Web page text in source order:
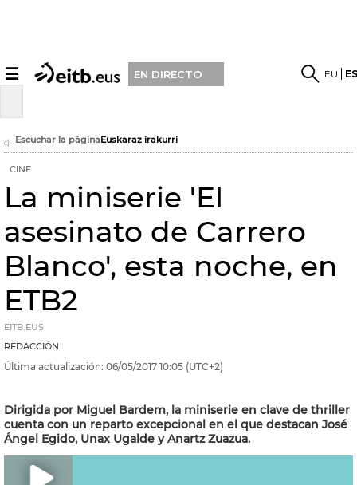
☰ EN DIRECTO EU
Escuchar la páginaEuskaraz irakurri
CINE
La miniserie 'El
asesinato de Carrero
Blanco', esta noche, en
ETB2
EITB.EUS
REDACCIÓN
Última actualización: 06/05/2017 10:05 (UTC+2)
Dirigida por Miguel Bardem, la miniserie en clave de thriller
cuenta con un reparto excepcional en el que destacan José
Ángel Egido, Unax Ugalde y Anartz Zuazua.